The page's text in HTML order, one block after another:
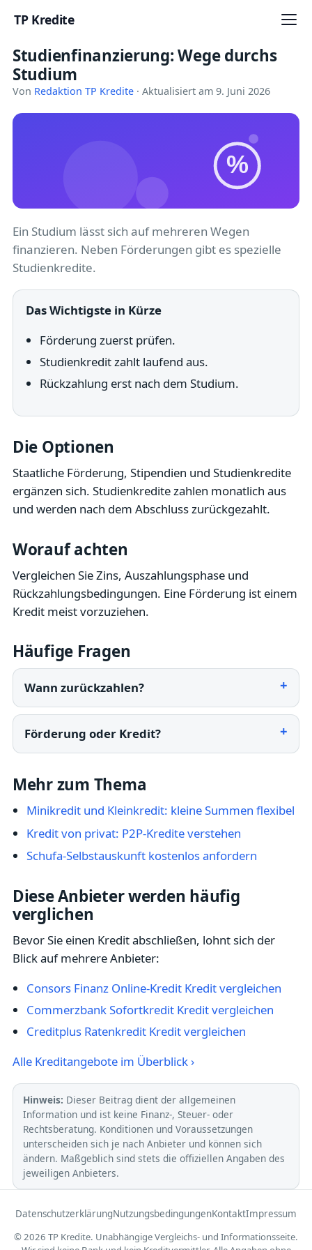
TP Kredite
Startseite
Kredite
Ratgeber
Versicherung
Baufinanzierung
Studienfinanzierung: Wege durchs
Studium
Von Redaktion TP Kredite · Aktualisiert am 9. Juni 2026
%
Ein Studium lässt sich auf mehreren Wegen
finanzieren. Neben Förderungen gibt es spezielle
Studienkredite.
Das Wichtigste in Kürze
Förderung zuerst prüfen.
Studienkredit zahlt laufend aus.
Rückzahlung erst nach dem Studium.
Die Optionen
Staatliche Förderung, Stipendien und Studienkredite
ergänzen sich. Studienkredite zahlen monatlich aus
und werden nach dem Abschluss zurückgezahlt.
Worauf achten
Vergleichen Sie Zins, Auszahlungsphase und
Rückzahlungsbedingungen. Eine Förderung ist einem
Kredit meist vorzuziehen.
Häufige Fragen
Wann zurückzahlen?
Förderung oder Kredit?
Mehr zum Thema
Minikredit und Kleinkredit: kleine Summen flexibel
Kredit von privat: P2P-Kredite verstehen
Schufa-Selbstauskunft kostenlos anfordern
Diese Anbieter werden häufig
verglichen
Bevor Sie einen Kredit abschließen, lohnt sich der
Blick auf mehrere Anbieter:
Consors Finanz Online-Kredit Kredit vergleichen
Commerzbank Sofortkredit Kredit vergleichen
Creditplus Ratenkredit Kredit vergleichen
Alle Kreditangebote im Überblick ›
Hinweis: Dieser Beitrag dient der allgemeinen
Information und ist keine Finanz-, Steuer- oder
Rechtsberatung. Konditionen und Voraussetzungen
unterscheiden sich je nach Anbieter und können sich
ändern. Maßgeblich sind stets die offiziellen Angaben des
jeweiligen Anbieters.
DatenschutzerklärungNutzungsbedingungenKontaktImpressum
© 2026 TP Kredite. Unabhängige Vergleichs- und Informationsseite.